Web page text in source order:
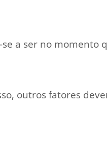
a ser no momento
outros fatores